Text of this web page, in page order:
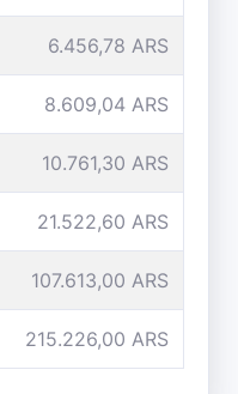
6.456,78 ARS
8.609,04 ARS
10.761,30 ARS
21.522,60 ARS
107.613,00 ARS
215.226,00 ARS